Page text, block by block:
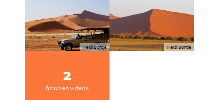
Heidi Bontje Heidi Bontje
2
foto's en video's